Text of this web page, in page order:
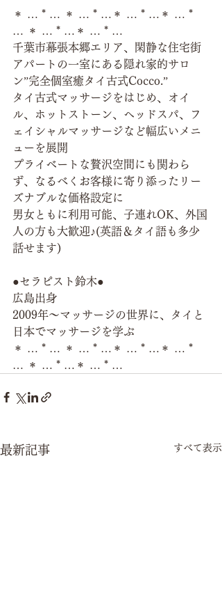
＊ … * … ＊ … * …＊ … * …＊ … *
… ＊ … * …＊ … * …
千葉市幕張本郷エリア、閑静な住宅街
アパートの一室にある隠れ家的サロ
ン”完全個室癒タイ古式Cocco.”
タイ古式マッサージをはじめ、オイ
ル、ホットストーン、ヘッドスパ、フ
ェイシャルマッサージなど幅広いメニ
ューを展開
プライベートな贅沢空間にも関わら
ず、なるべくお客様に寄り添ったリー
ズナブルな価格設定に
男女ともに利用可能、子連れOK、外国
人の方も大歓迎♪(英語＆タイ語も多少
話せます)
●セラピスト鈴木●
広島出身
2009年～マッサージの世界に、タイと
日本でマッサージを学ぶ
＊ … * … ＊ … * …＊ … * …＊ … *
… ＊ … * …＊ … * …
最新記事 すべて表示